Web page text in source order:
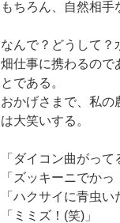
もちろん、自然相手
なんで？どうして？
畑仕事に携わるので
とである。
おかげさまで、私の
は大笑いする。
「ダイコン曲がって
「ズッキーニでかっ
「ハクサイに青虫い
「ミミズ！(笑)」